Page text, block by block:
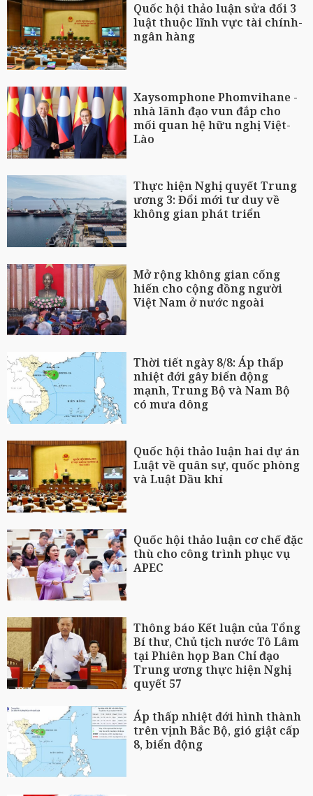
Quốc hội thảo luận sửa đổi 3
luật thuộc lĩnh vực tài chính-
ngân hàng
Xaysomphone Phomvihane -
nhà lãnh đạo vun đắp cho
mối quan hệ hữu nghị Việt-
Lào
Thực hiện Nghị quyết Trung
ương 3: Đổi mới tư duy về
không gian phát triển
Mở rộng không gian cống
hiến cho cộng đồng người
Việt Nam ở nước ngoài
Thời tiết ngày 8/8: Áp thấp
nhiệt đới gây biển động
mạnh, Trung Bộ và Nam Bộ
có mưa dông
Quốc hội thảo luận hai dự án
Luật về quân sự, quốc phòng
và Luật Dầu khí
Quốc hội thảo luận cơ chế đặc
thù cho công trình phục vụ
APEC
Thông báo Kết luận của Tổng
Bí thư, Chủ tịch nước Tô Lâm
tại Phiên họp Ban Chỉ đạo
Trung ương thực hiện Nghị
quyết 57
Áp thấp nhiệt đới hình thành
trên vịnh Bắc Bộ, gió giật cấp
8, biển động